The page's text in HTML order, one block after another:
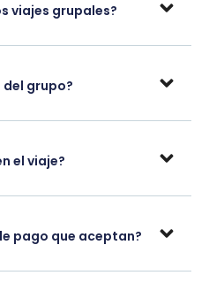
viajes grupales?
del grupo?
el viaje?
pago que aceptan?